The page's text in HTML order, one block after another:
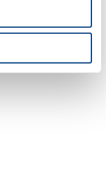
Undantaget i 3 §
måste